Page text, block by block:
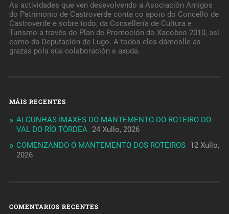
As actividades que ven desevolvendo a Asociación Amigos
do Patrimonio de Castroverde conta co apoio do Concello de
Castroverde e sobre todo, da Consellería de Cultura e
Turismo a través do Plan de Promoción do Xacobeo 2010, así
como da Deputación de Lugo. A todos eles dámoslle as
grazas pola súa colaboración e axuda.
MÁIS RECENTES
ALGUNHAS IMAXES DO MANTEMENTO DO ROTEIRO DO
VAL DO RÍO TÓRDEA 24 Xullo, 2026
COMENZANDO O MANTEMENTO DOS ROTEIROS 12 Xullo,
2026
COMENTARIOS RECENTES